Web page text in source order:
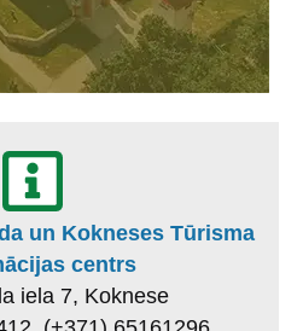
un Kokneses Tūrisma
centrs
iela 7, Koknese